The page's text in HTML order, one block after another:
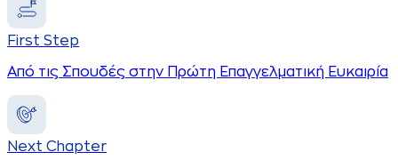
First Step
Από τις Σπουδές στην Πρώτη Επαγγελματική Ευκαιρία
Next Chapter